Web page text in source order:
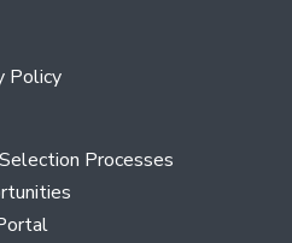
Policy
Processes